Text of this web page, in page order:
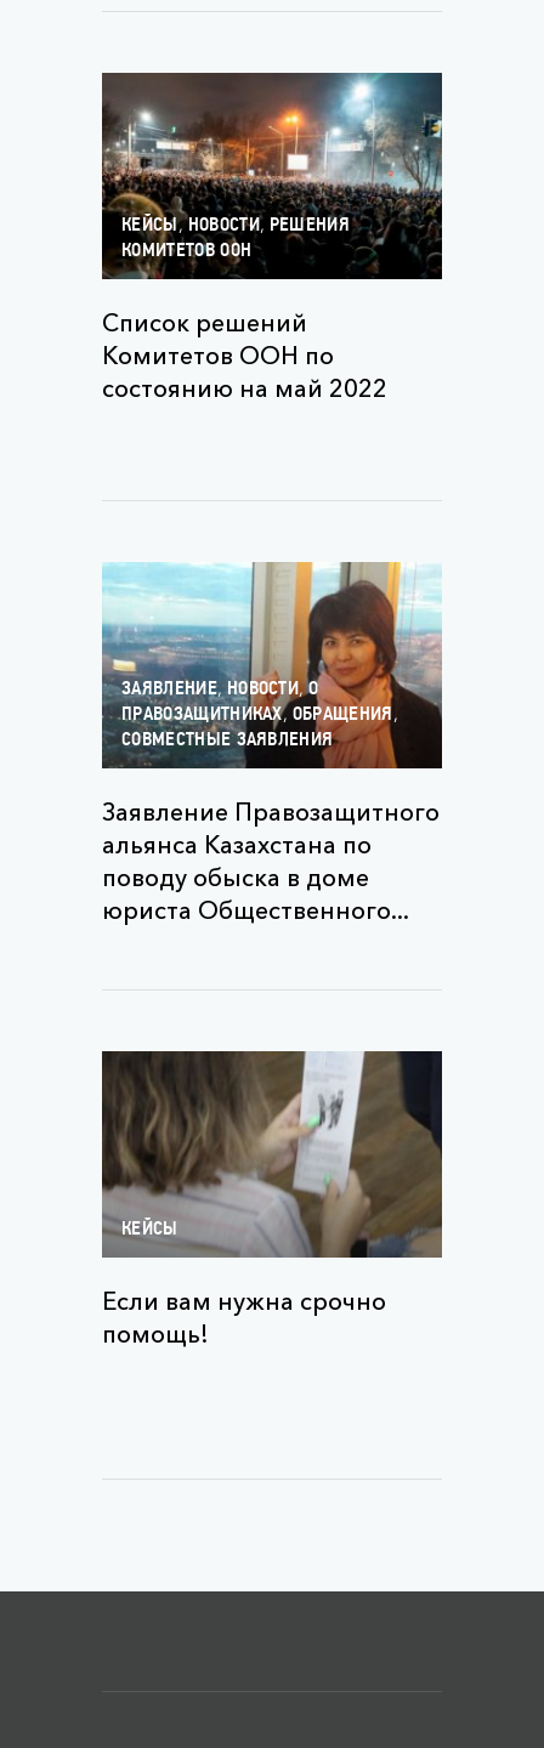
КЕЙСЫ,НОВОСТИ, РЕШЕНИЯ
КОМИТЕТОВ ООН
Список решений
Комитетов ООН по
состоянию на май 2022
ЗАЯВЛЕНИЕ,НОВОСТИ,О
ПРАВОЗАЩИТНИКАХ, ОБРАЩЕНИЯ,
СОВМЕСТНЫЕ ЗАЯВЛЕНИЯ
Заявление Правозащитного
альянса Казахстана по
поводу обыска в доме
юриста Общественного...
КЕЙСЫ
Если вам нужна срочно
помощь!